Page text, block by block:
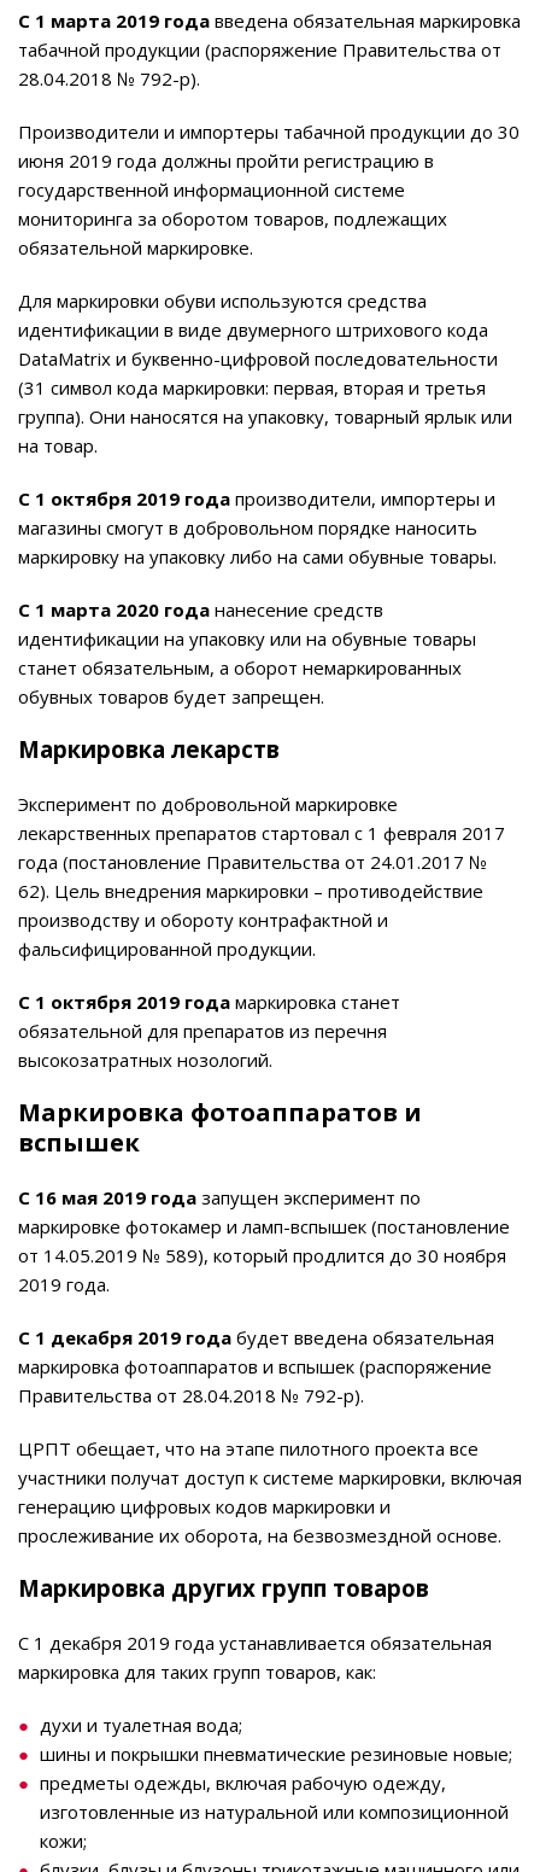
С 1 марта 2019 года введена обязательная маркировка
табачной продукции (распоряжение Правительства от
28.04.2018 № 792-р).
Производители и импортеры табачной продукции до 30
июня 2019 года должны пройти регистрацию в
государственной информационной системе
мониторинга за оборотом товаров, подлежащих
обязательной маркировке.
Для маркировки обуви используются средства
идентификации в виде двумерного штрихового кода
DataMatrix и буквенно-цифровой последовательности
(31 символ кода маркировки: первая, вторая и третья
группа). Они наносятся на упаковку, товарный ярлык или
на товар.
С 1 октября 2019 года производители, импортеры и
магазины смогут в добровольном порядке наносить
маркировку на упаковку либо на сами обувные товары.
С 1 марта 2020 года нанесение средств
идентификации на упаковку или на обувные товары
станет обязательным, а оборот немаркированных
обувных товаров будет запрещен.
Маркировка лекарств
Эксперимент по добровольной маркировке
лекарственных препаратов стартовал с 1 февраля 2017
года (постановление Правительства от 24.01.2017 №
62). Цель внедрения маркировки – противодействие
производству и обороту контрафактной и
фальсифицированной продукции.
С 1 октября 2019 года маркировка станет
обязательной для препаратов из перечня
высокозатратных нозологий.
Маркировка фотоаппаратов и
вспышек
С 16 мая 2019 года запущен эксперимент по
маркировке фотокамер и ламп-вспышек (постановление
от 14.05.2019 № 589), который продлится до 30 ноября
2019 года.
С 1 декабря 2019 года будет введена обязательная
маркировка фотоаппаратов и вспышек (распоряжение
Правительства от 28.04.2018 № 792-р).
ЦРПТ обещает, что на этапе пилотного проекта все
участники получат доступ к системе маркировки, включая
генерацию цифровых кодов маркировки и
прослеживание их оборота, на безвозмездной основе.
Маркировка других групп товаров
С 1 декабря 2019 года устанавливается обязательная
маркировка для таких групп товаров, как:
духи и туалетная вода;
шины и покрышки пневматические резиновые новые;
предметы одежды, включая рабочую одежду,
изготовленные из натуральной или композиционной
кожи;